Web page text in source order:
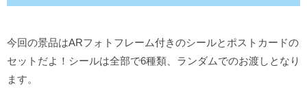
今回の景品はARフォトフレーム付きのシールとポストカードの
セットだよ！シールは全部で6種類、ランダムでのお渡しとなり
ます。